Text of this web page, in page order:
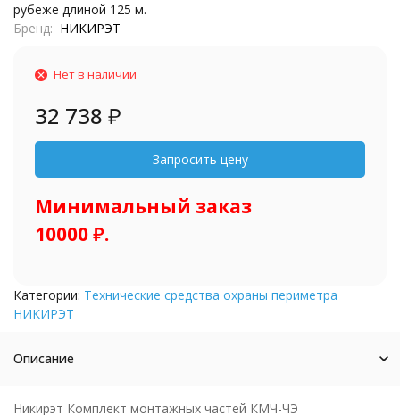
рубеже длиной 125 м.
Бренд
НИКИРЭТ
Нет в наличии
32 738 ₽
Минимальный заказ
10000 ₽.
Категории: Технические средства охраны периметра
НИКИРЭТ
Описание
Никирэт Комплект монтажных частей КМЧ-ЧЭ